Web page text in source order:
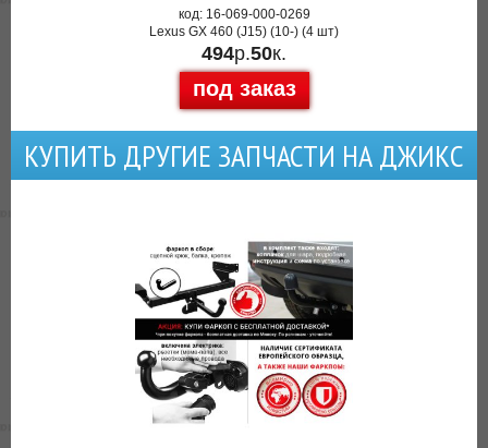
код: 16-069-000-0269
Lexus GX 460 (J15) (10-) (4 шт)
494р.50к.
под заказ
КУПИТЬ ДРУГИЕ ЗАПЧАСТИ НА ДЖИКС